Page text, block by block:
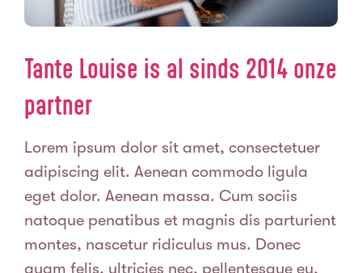
Tante Louise is al sinds 2014 onze
partner
Lorem ipsum dolor sit amet, consectetuer
adipiscing elit. Aenean commodo ligula
eget dolor. Aenean massa. Cum sociis
natoque penatibus et magnis dis parturient
montes, nascetur ridiculus mus. Donec
quam felis, ultricies nec, pellentesque eu,